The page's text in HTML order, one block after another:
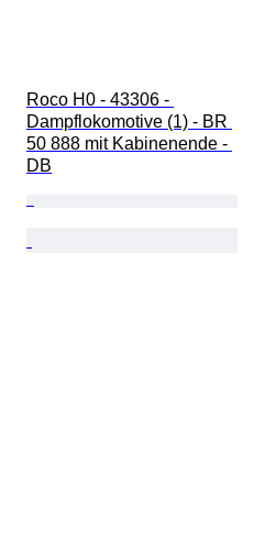
Roco H0 - 43306 -
Dampflokomotive (1) - BR
50 888 mit Kabinenende -
DB